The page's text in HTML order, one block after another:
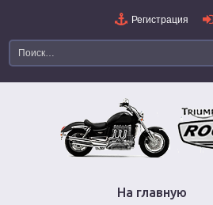
Регистрация
На главную